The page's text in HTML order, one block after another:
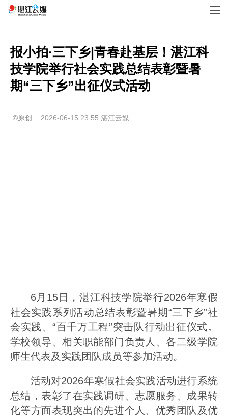
报小拍·三下乡|青春赴基层！湛江科
技学院举行社会实践总结表彰暨暑
期“三下乡”出征仪式活动
©原创 2026-06-15 23:55 湛江云媒
6月15日，湛江科技学院举行2026年寒假
社会实践系列活动总结表彰暨暑期“三下乡”社
会实践、“百千万工程”突击队行动出征仪式。
学校领导、相关职能部门负责人、各二级学院
师生代表及实践团队成员等参加活动。
活动对2026年寒假社会实践活动进行系统
总结，表彰了在实践调研、志愿服务、成果转
化等方面表现突出的先进个人、优秀团队及优